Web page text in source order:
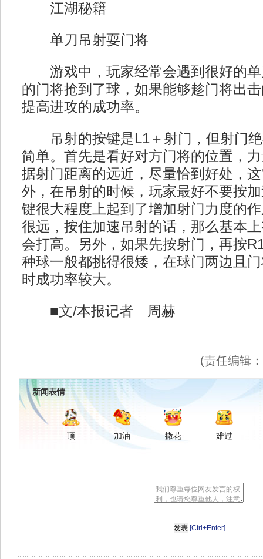
江湖秘籍
单刀吊射耍门将
游戏中，玩家经常会遇到很好的单
的门将抢到了球，如果能够趁门将出
提高进攻的成功率。
吊射的按键是L1＋射门，但射门绝
简单。首先是看好对方门将的位置，
据射门距离的远近，尽量恰到好处，
外，在吊射的时候，玩家最好不要按
键很大程度上起到了增加射门力度的
很远，按住加速吊射的话，那么基本
会打高。另外，如果先按射门，再按
种球一般都挑得很矮，在球门两边且
时成功率较大。
■文/本报记者 周赫
(责任编辑
新闻表情
顶 加油 撒花 难过
[Ctrl+Enter]